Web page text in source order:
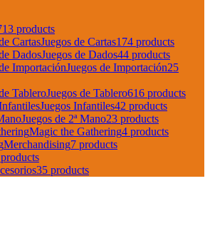
products
Juegos de Cartas174 products
Juegos de Dados44 products
Juegos de Importación25
Juegos de Tablero616 products
Juegos Infantiles42 products
Juegos de 2ª Mano23 products
Magic the Gathering4 products
Merchandising7 products
35 products